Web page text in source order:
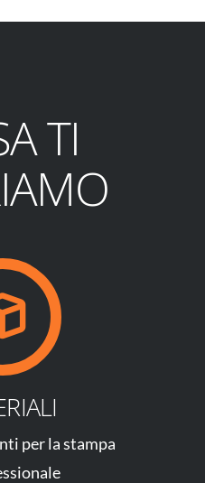
TI
per la stampa